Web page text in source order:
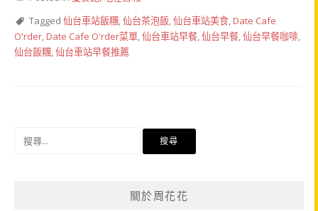
Tagged 仙台車站飯糰,仙台茶泡飯,仙台車站美食,Date Cafe
O'rder,Date Cafe O'rder菜單,仙台車站早餐,仙台早餐,仙台早餐咖啡,
仙台飯糰,仙台車站早餐推薦
關於周花花